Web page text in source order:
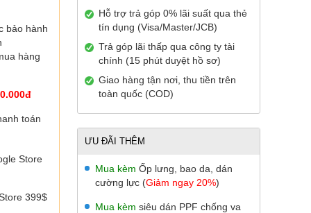
bảo hành
hàng
toán
Store
399$
Hỗ trợ trả góp 0% lãi suất qua thẻ
tín dụng (Visa/Master/JCB)
Trả góp lãi thấp qua công ty tài
chính (15 phút duyệt hồ sơ)
Giao hàng tận nơi, thu tiền trên
toàn quốc (COD)
ƯU ĐÃI THÊM
Mua kèm Ốp lưng, bao da, dán
cường lực (Giảm ngay 20%)
Mua kèm siêu dán PPF chống va